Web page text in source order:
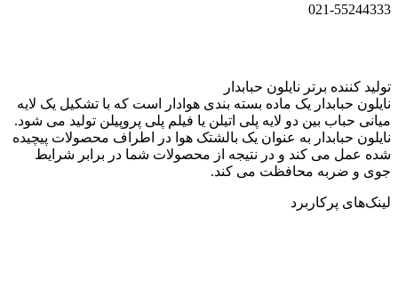
021-55244333
تولید کننده برتر نایلون حبابدار
نایلون حبابدار یک ماده بسته بندی هوادار است که با تشکیل یک لایه
میانی حباب بین دو لایه پلی اتیلن یا فیلم پلی پروپیلن تولید می شود.
نایلون حبابدار به عنوان یک بالشتک هوا در اطراف محصولات پیچیده
شده عمل می کند و در نتیجه از محصولات شما در برابر شرایط
جوی و ضربه محافظت می کند.
لینک‌های پرکاربرد